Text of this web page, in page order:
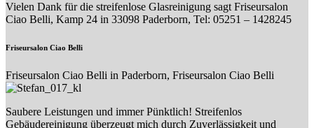
Vielen Dank für die streifenlose Glasreinigung sagt Friseursalon
Ciao Belli, Kamp 24 in 33098 Paderborn, Tel: 05251 – 1428245
Friseursalon Ciao Belli
Friseursalon Ciao Belli in Paderborn, Friseursalon Ciao Belli
Saubere Leistungen und immer Pünktlich! Streifenlos
Gebäudereinigung überzeugt mich durch Zuverlässigkeit und